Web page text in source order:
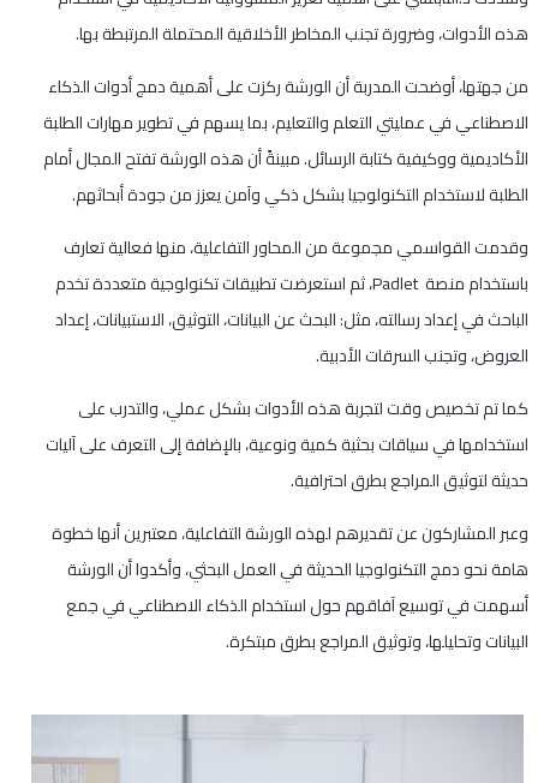
هذه الأدوات، وضرورة تجنب المخاطر الأخلاقية المحتملة المرتبطة بها.
من جهتها، أوضحت المدربة أن الورشة ركزت على أهمية دمج أدوات الذكاء
الاصطناعي في عمليتي التعلم والتعليم، بما يسهم في تطوير مهارات الطلبة
الأكاديمية ووكيفية كتابة الرسائل. مبينةً أن هذه الورشة تفتح المجال أمام
الطلبة لاستخدام التكنولوجيا بشكل ذكي وآمن يعزز من جودة أبحاثهم.
وقدمت القواسمي مجموعة من المحاور التفاعلية، منها فعالية تعارف
باستخدام منصة Padlet، ثم استعرضت تطبيقات تكنولوجية متعددة تخدم
الباحث في إعداد رسالته، مثل: البحث عن البيانات، التوثيق، الاستبيانات، إعداد
العروض، وتجنب السرقات الأدبية.
كما تم تخصيص وقت لتجربة هذه الأدوات بشكل عملي، والتدرب على
استخدامها في سياقات بحثية كمية ونوعية، بالإضافة إلى التعرف على آليات
حديثة لتوثيق المراجع بطرق احترافية.
وعبر المشاركون عن تقديرهم لهذه الورشة التفاعلية، معتبرين أنها خطوة
هامة نحو دمج التكنولوجيا الحديثة في العمل البحثي، وأكدوا أن الورشة
أسهمت في توسيع آفاقهم حول استخدام الذكاء الاصطناعي في جمع
البيانات وتحليلها، وتوثيق المراجع بطرق مبتكرة.